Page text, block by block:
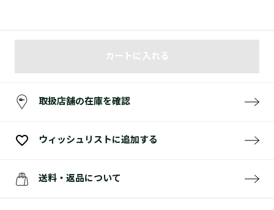
カートに入れる
取扱店舗の在庫を確認
ウィッシュリストに追加する
送料・返品について